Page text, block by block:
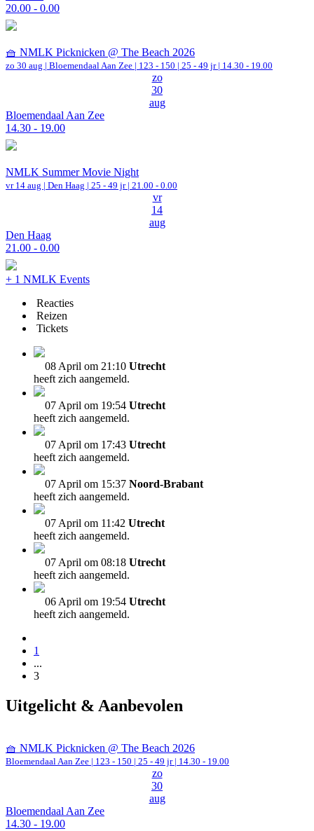
20.00 - 0.00
🧺 NMLK Picknicken @ The Beach 2026
zo 30 aug | Bloemendaal Aan Zee | 123 - 150 | 25 - 49 jr | 14.30 - 19.00
zo
30
aug
Bloemendaal Aan Zee
14.30 - 19.00
NMLK Summer Movie Night
vr 14 aug | Den Haag | 25 - 49 jr | 21.00 - 0.00
vr
14
aug
Den Haag
21.00 - 0.00
+ 1 NMLK Events
Reacties
Reizen
Tickets
08 April om 21:10 Utrecht
heeft zich aangemeld.
07 April om 19:54 Utrecht
heeft zich aangemeld.
07 April om 17:43 Utrecht
heeft zich aangemeld.
07 April om 15:37 Noord-Brabant
heeft zich aangemeld.
07 April om 11:42 Utrecht
heeft zich aangemeld.
07 April om 08:18 Utrecht
heeft zich aangemeld.
06 April om 19:54 Utrecht
heeft zich aangemeld.
1
...
3
Uitgelicht & Aanbevolen
🧺 NMLK Picknicken @ The Beach 2026
Bloemendaal Aan Zee | 123 - 150 | 25 - 49 jr | 14.30 - 19.00
zo
30
aug
Bloemendaal Aan Zee
14.30 - 19.00